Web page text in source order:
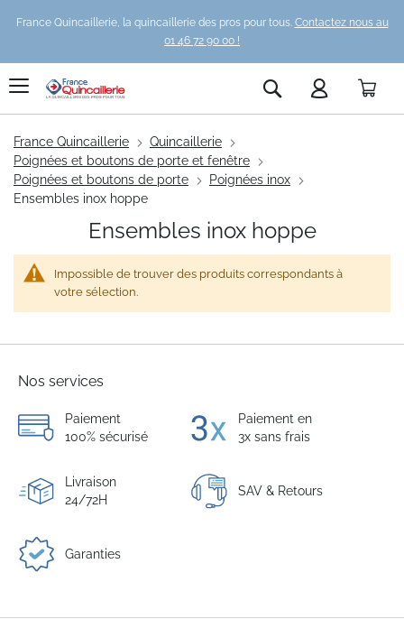
France Quincaillerie, la quincaillerie des pros pour tous. Contactez nous au
01 46 72 90 00 !
Rechercher
France Quincaillerie
Quincaillerie
Poignées et boutons de porte et fenêtre
Poignées et boutons de porte
Poignées inox
Ensembles inox hoppe
Ensembles inox hoppe
Impossible de trouver des produits correspondants à
votre sélection.
Nos services
Paiement
100% sécurisé
Paiement en
3x sans frais
Livraison
24/72H
SAV & Retours
Garanties